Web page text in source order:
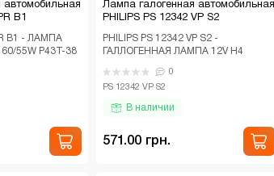
B1
B1 - ЛАМПА
55W P43T-38
Лампа галогенная автомобильная
PHILIPS PS 12342 VP S2
PHILIPS PS 12342 VP S2 -
ГАЛЛОГЕННАЯ ЛАМПА 12V H4
50% БОЛЬШЕ СВЕТА (К-..
0
PS 12342 VP S2
В наличии
571.00 грн.